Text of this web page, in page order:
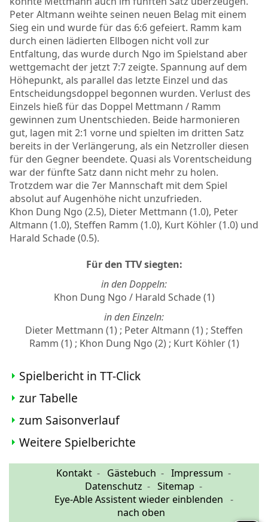
Peter Altmann weihte seinen neuen Belag mit einem
Sieg ein und wurde für das 6:6 gefeiert. Ramm kam
durch einen lädierten Ellbogen nicht voll zur
Entfaltung, das wurde durch Ngo im Spielstand aber
wettgemacht der jetzt 7:7 zeigte. Spannung auf dem
Höhepunkt, als parallel das letzte Einzel und das
Entscheidungsdoppel begonnen wurden. Verlust des
Einzels hieß für das Doppel Mettmann / Ramm
gewinnen zum Unentschieden. Beide harmonieren
gut, lagen mit 2:1 vorne und spielten im dritten Satz
bereits in der Verlängerung, als ein Netzroller diesen
für den Gegner beendete. Quasi als Vorentscheidung
war der fünfte Satz dann nicht mehr zu holen.
Trotzdem war die 7er Mannschaft mit dem Spiel
absolut auf Augenhöhe nicht unzufrieden.
Khon Dung Ngo (2.5), Dieter Mettmann (1.0), Peter
Altmann (1.0), Steffen Ramm (1.0), Kurt Köhler (1.0) und
Harald Schade (0.5).
Für den TTV siegten:
in den Doppeln:
Khon Dung Ngo / Harald Schade (1)
in den Einzeln:
Dieter Mettmann (1) ; Peter Altmann (1) ; Steffen
Ramm (1) ; Khon Dung Ngo (2) ; Kurt Köhler (1)
Spielbericht in TT-Click
zur Tabelle
zum Saisonverlauf
Weitere Spielberichte
Kontakt Gästebuch
Impressum
Datenschutz
Sitemap
Eye-Able Assistent wieder einblenden
nach oben